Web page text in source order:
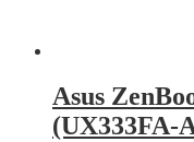
Asus
(UX333FA-